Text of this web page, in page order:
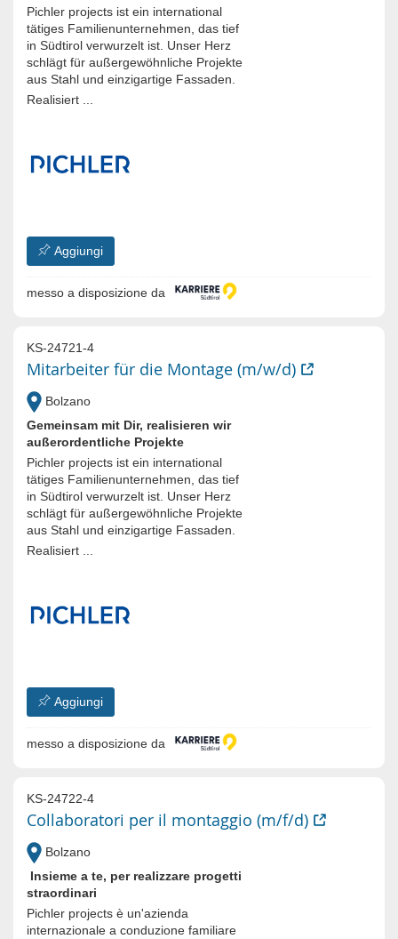
Pichler projects ist ein international
tätiges Familienunternehmen, das tief
in Südtirol verwurzelt ist. Unser Herz
schlägt für außergewöhnliche Projekte
aus Stahl und einzigartige Fassaden.
Realisiert ...
Aggiungi
messo a disposizione da
KS-24721-4
Mitarbeiter für die Montage (m/w/d)
Bolzano
Gemeinsam mit Dir, realisieren wir
außerordentliche Projekte
Pichler projects ist ein international
tätiges Familienunternehmen, das tief
in Südtirol verwurzelt ist. Unser Herz
schlägt für außergewöhnliche Projekte
aus Stahl und einzigartige Fassaden.
Realisiert ...
Aggiungi
messo a disposizione da
KS-24722-4
Collaboratori per il montaggio (m/f/d)
Bolzano
Insieme a te, per realizzare progetti
straordinari
Pichler projects è un'azienda
internazionale a conduzione familiare